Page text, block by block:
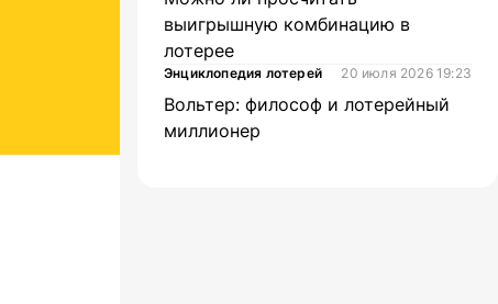
выигрышную комбинацию в
лотерее
Энциклопедия лотерей 20 июля 2026 19:23
Вольтер: философ и лотерейный
миллионер